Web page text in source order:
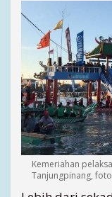
Kemeriahan
Tanjungpinang,